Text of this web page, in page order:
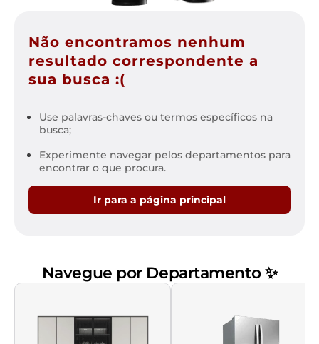
Não encontramos nenhum
resultado correspondente a
sua busca :(
Use palavras-chaves ou termos específicos na
busca;
Experimente navegar pelos departamentos para
encontrar o que procura.
Ir para a página principal
Navegue por Departamento ✨